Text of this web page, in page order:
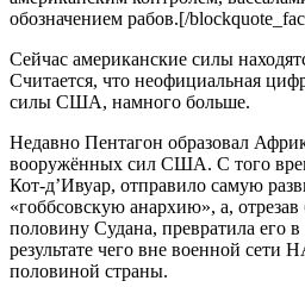
обозначением рабов.[/
Сейчас американские силы
Считается, что неофициальная
силы США, намного больше.
Недавно Пентагон образовал
вооружённых сил США. С того
Кот-д’Ивуар, отправило самую
«гоббсовскую анархию», а,
половину Судана, превратила его в
результате чего вне военной сети
половиной страны.